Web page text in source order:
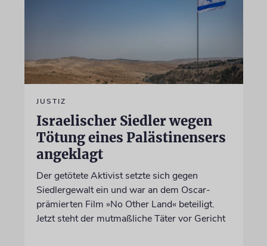
JUSTIZ
Israelischer Siedler wegen
Tötung eines Palästinensers
angeklagt
Der getötete Aktivist setzte sich gegen
Siedlergewalt ein und war an dem Oscar-
prämierten Film »No Other Land« beteiligt.
Jetzt steht der mutmaßliche Täter vor Gericht